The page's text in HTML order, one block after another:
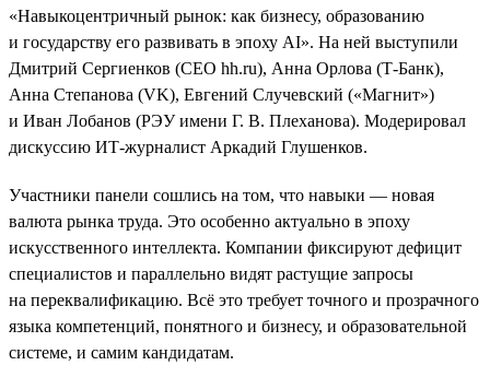
«Навыкоцентричный рынок: как бизнесу, образованию
и государству его развивать в эпоху AI». На ней выступили
Дмитрий Сергиенков (CEO hh.ru), Анна Орлова (Т-Банк),
Анна Степанова (VK), Евгений Случевский («Магнит»)
и Иван Лобанов (РЭУ имени Г. В. Плеханова). Модерировал
дискуссию ИТ-журналист Аркадий Глушенков.
Участники панели сошлись на том, что навыки — новая
валюта рынка труда. Это особенно актуально в эпоху
искусственного интеллекта. Компании фиксируют дефицит
специалистов и параллельно видят растущие запросы
на переквалификацию. Всё это требует точного и прозрачного
языка компетенций, понятного и бизнесу, и образовательной
системе, и самим кандидатам.